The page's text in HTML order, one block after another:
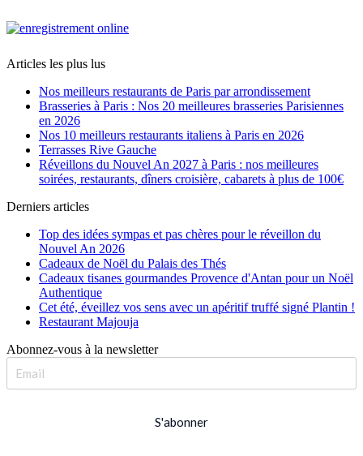
Articles les plus lus
Nos meilleurs restaurants de Paris par arrondissement
Brasseries à Paris : Nos 20 meilleures brasseries Parisiennes
en 2026
Nos 10 meilleurs restaurants italiens à Paris en 2026
Terrasses Rive Gauche
Réveillons du Nouvel An 2027 à Paris : nos meilleures
soirées, restaurants, dîners croisière, cabarets à plus de 100€
Derniers articles
Top des idées sympas et pas chères pour le réveillon du
Nouvel An 2026
Cadeaux de Noël du Palais des Thés
Cadeaux tisanes gourmandes Provence d'Antan pour un Noël
Authentique
Cet été, éveillez vos sens avec un apéritif truffé signé Plantin !
Restaurant Majouja
Abonnez-vous à la newsletter
S'abonner